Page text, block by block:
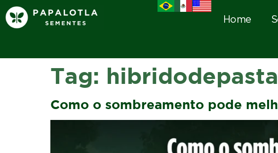
Home
Tag:
Como o sombreamento pode